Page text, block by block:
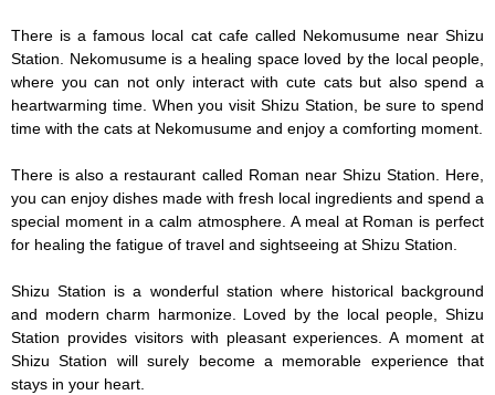
There is a famous local cat cafe called Nekomusume near Shizu
Station. Nekomusume is a healing space loved by the local people,
where you can not only interact with cute cats but also spend a
heartwarming time. When you visit Shizu Station, be sure to spend
time with the cats at Nekomusume and enjoy a comforting moment.
There is also a restaurant called Roman near Shizu Station. Here,
you can enjoy dishes made with fresh local ingredients and spend a
special moment in a calm atmosphere. A meal at Roman is perfect
for healing the fatigue of travel and sightseeing at Shizu Station.
Shizu Station is a wonderful station where historical background
and modern charm harmonize. Loved by the local people, Shizu
Station provides visitors with pleasant experiences. A moment at
Shizu Station will surely become a memorable experience that
stays in your heart.